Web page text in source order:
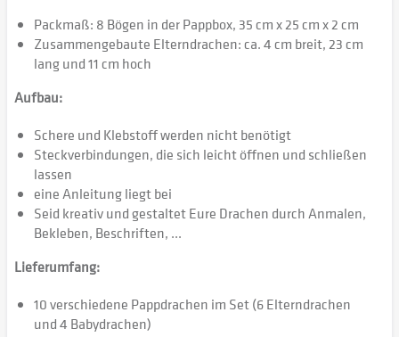
Packmaß: 8 Bögen in der Pappbox, 35 cm x 25 cm x 2 cm
Zusammengebaute Elterndrachen: ca. 4 cm breit, 23 cm
lang und 11 cm hoch
Aufbau:
Schere und Klebstoff werden nicht benötigt
Steckverbindungen, die sich leicht öffnen und schließen
lassen
eine Anleitung liegt bei
Seid kreativ und gestaltet Eure Drachen durch Anmalen,
Bekleben, Beschriften, ...
Lieferumfang:
10 verschiedene Pappdrachen im Set (6 Elterndrachen
und 4 Babydrachen)